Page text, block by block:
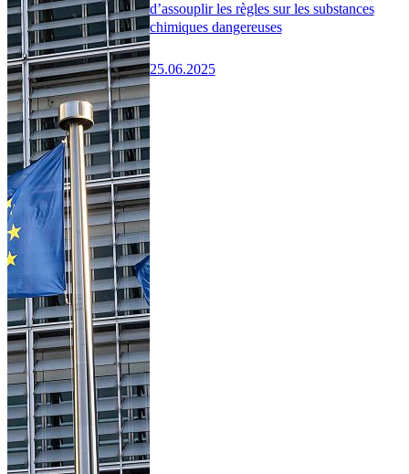
d’assouplir les règles sur les substances
chimiques dangereuses
25.06.2025